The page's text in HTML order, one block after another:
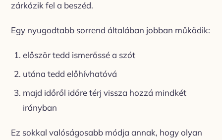
zárkózik fel a beszéd.
Egy nyugodtabb sorrend általában jobban működik:
először tedd ismerőssé a szót
utána tedd előhívhatóvá
majd időről időre térj vissza hozzá mindkét
irányban
Ez sokkal valóságosabb módja annak, hogy olyan